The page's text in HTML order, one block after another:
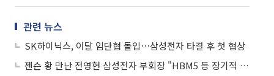
관련 뉴스
SK하이닉스, 이달 임단협 돌입⋯삼성전자 타결 후 첫 협상
젠슨 황 만난 전영현 삼성전자 부회장 "HBM5 등 장기적 협력 논의"